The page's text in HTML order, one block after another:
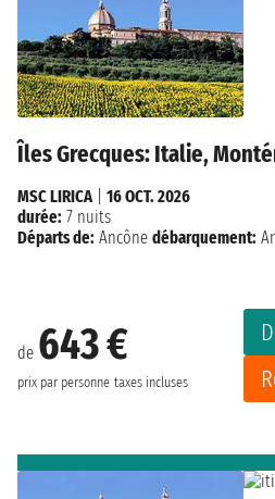
Îles Grecques: Italie,
de 643 €
prix par personne taxes incluses
MSC LIRICA
16 OCT. 2026
durée: 7 nuits
Départs de: Ancône débarquement: